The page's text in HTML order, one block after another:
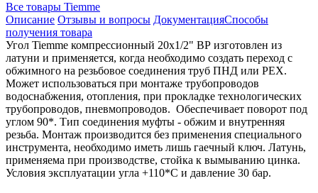
Все товары Tiemme
Описание Отзывы и вопросы ДокументацияСпособы
получения товара
Угол Tiemme компрессионный 20x1/2" ВР изготовлен из
латуни и применяется, когда необходимо создать переход с
обжимного на резьбовое соединения труб ПНД или PEX.
Может использоваться при монтаже трубопроводов
водоснабжения, отопления, при прокладке технологических
трубопроводов, пневмопроводов. Обеспечивает поворот под
углом 90*. Тип соединения муфты - обжим и внутренняя
резьба. Монтаж производится без применения специального
инструмента, необходимо иметь лишь гаечный ключ. Латунь,
применяема при производстве, стойка к вымыванию цинка.
Условия эксплуатации угла +110*С и давление 30 бар.